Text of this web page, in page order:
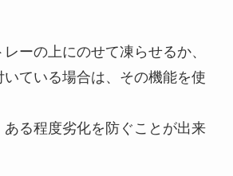
ーの上にのせて凍らせるか、
ている場合は、その機能を使
る程度劣化を防ぐことが出来